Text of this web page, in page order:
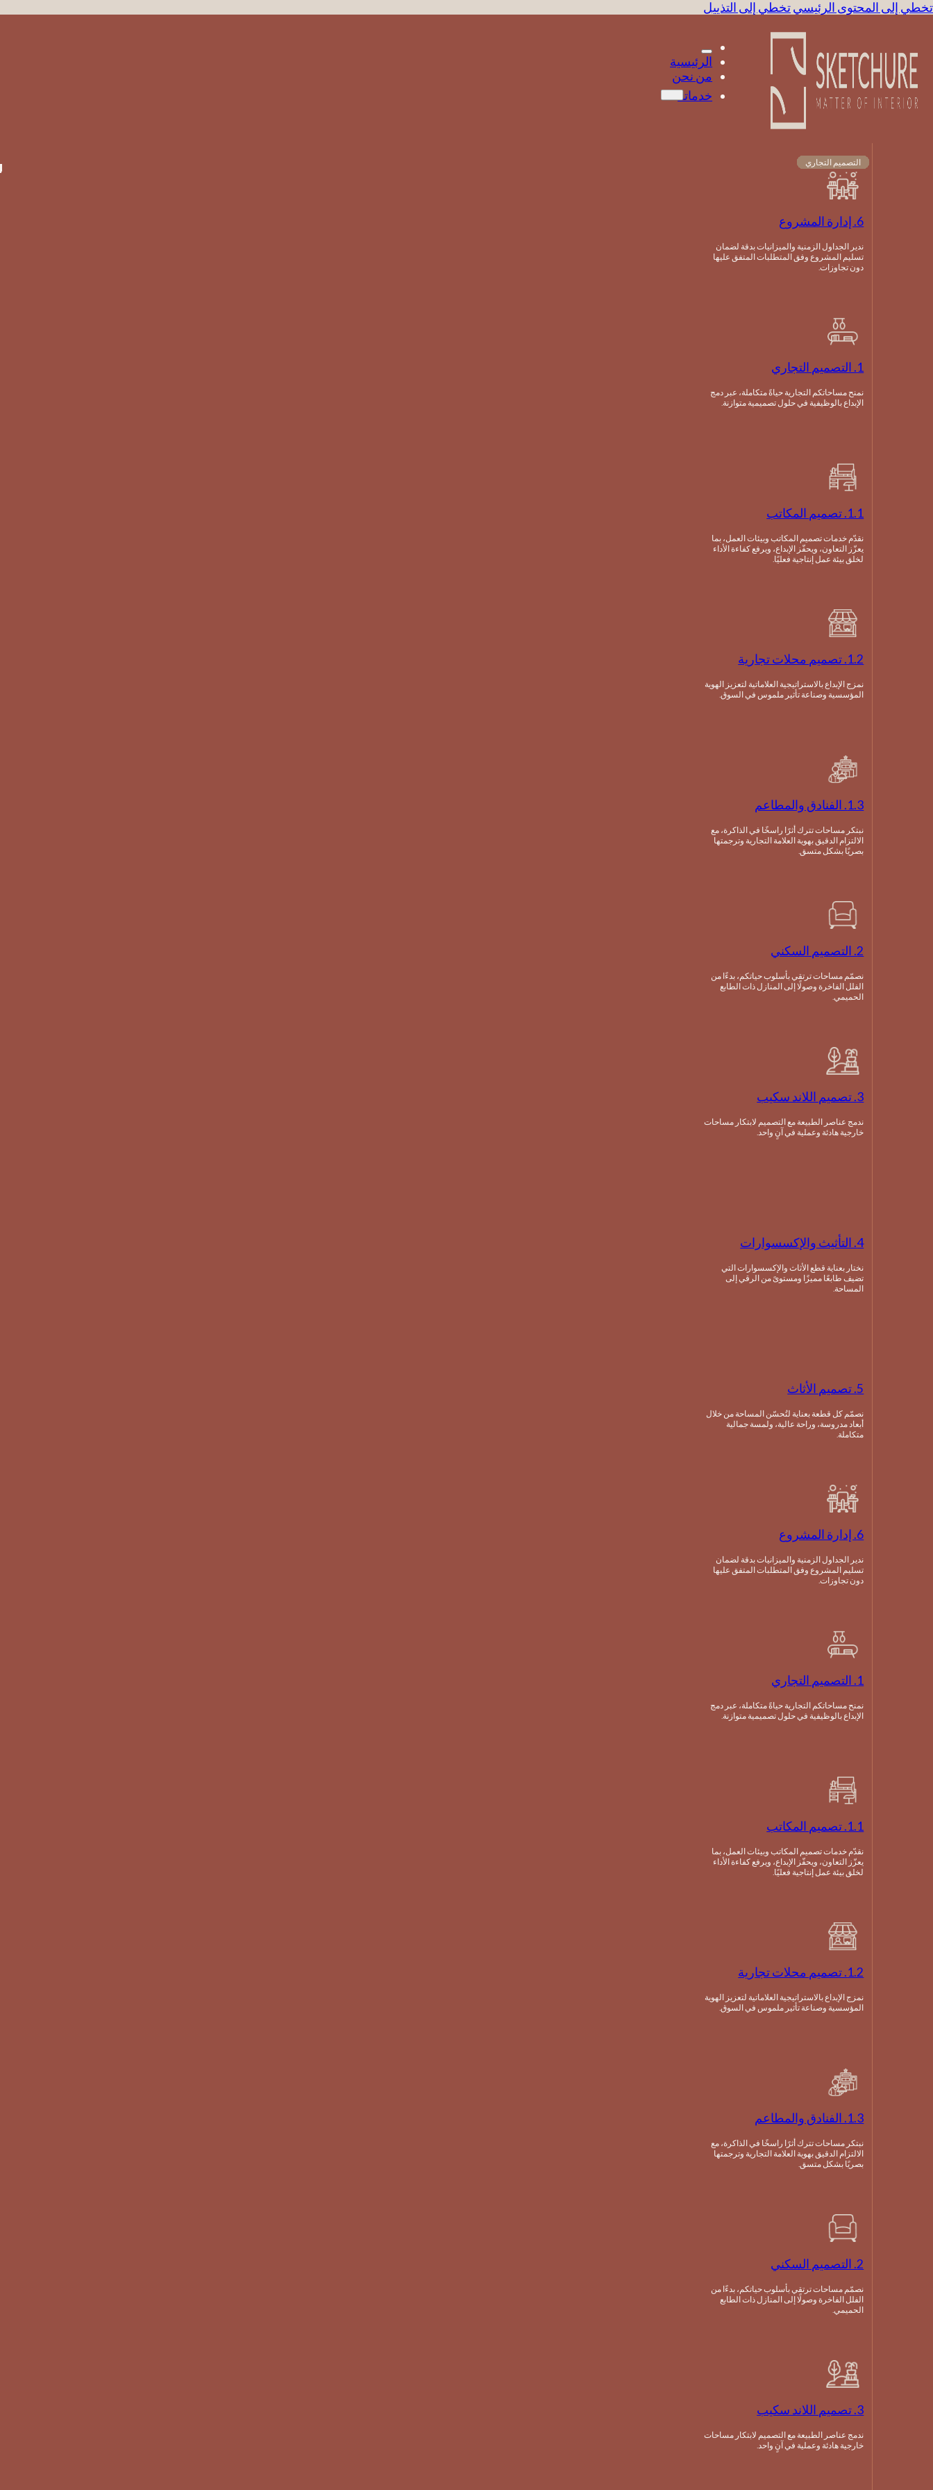
تخطي إلى المحتوى الرئيسيتخطي إلى التذييل
الرئيسية
من نحن
خدماتنا
6. إدارة المشروع
ندير الجداول الزمنية والميزانيات بدقة لضمان
تسليم المشروع وفق المتطلبات المتفق عليها
دون تجاوزات.
1. التصميم التجاري
نمنح مساحاتكم التجارية حياةً متكاملة، عبر دمج
الإبداع بالوظيفية في حلول تصميمية متوازنة.
التصميم التجاري
1.1. تصميم المكاتب
نقدّم خدمات تصميم المكاتب وبيئات العمل، بما
يعزّز التعاون، ويحفّز الإبداع، ويرفع كفاءة الأداء
لخلق بيئة عمل إنتاجية فعليًا.
التصميم التجاري
1.2. تصميم محلات تجارية
نمزج الإبداع بالاستراتيجية العلاماتية لتعزيز الهوية
المؤسسية وصناعة تأثير ملموس في السوق.
التصميم التجاري
1.3. الفنادق والمطاعم
نبتكر مساحات تترك أثرًا راسخًا في الذاكرة، مع
الالتزام الدقيق بهوية العلامة التجارية وترجمتها
بصريًا بشكل متسق.
2. التصميم السكني
نصمّم مساحات ترتقي بأسلوب حياتكم، بدءًا من
الفلل الفاخرة وصولًا إلى المنازل ذات الطابع
الحميمي.
3. تصميم اللاند سكيب
ندمج عناصر الطبيعة مع التصميم لابتكار مساحات
خارجية هادئة وعملية في آنٍ واحد.
4. التأثيث والإكسسوارات
نختار بعناية قطع الأثاث والإكسسوارات التي
تضيف طابعًا مميزًا ومستوىً من الرقي إلى
المساحة.
5. تصميم الأثاث
نصمّم كل قطعة بعناية لتُحسّن المساحة من خلال
أبعاد مدروسة، وراحة عالية، ولمسة جمالية
متكاملة.
6. إدارة المشروع
ندير الجداول الزمنية والميزانيات بدقة لضمان
تسليم المشروع وفق المتطلبات المتفق عليها
دون تجاوزات.
1. التصميم التجاري
نمنح مساحاتكم التجارية حياةً متكاملة، عبر دمج
الإبداع بالوظيفية في حلول تصميمية متوازنة.
التصميم التجاري
1.1. تصميم المكاتب
نقدّم خدمات تصميم المكاتب وبيئات العمل، بما
يعزّز التعاون، ويحفّز الإبداع، ويرفع كفاءة الأداء
لخلق بيئة عمل إنتاجية فعليًا.
التصميم التجاري
1.2. تصميم محلات تجارية
نمزج الإبداع بالاستراتيجية العلاماتية لتعزيز الهوية
المؤسسية وصناعة تأثير ملموس في السوق.
التصميم التجاري
1.3. الفنادق والمطاعم
نبتكر مساحات تترك أثرًا راسخًا في الذاكرة، مع
الالتزام الدقيق بهوية العلامة التجارية وترجمتها
بصريًا بشكل متسق.
2. التصميم السكني
نصمّم مساحات ترتقي بأسلوب حياتكم، بدءًا من
الفلل الفاخرة وصولًا إلى المنازل ذات الطابع
الحميمي.
3. تصميم اللاند سكيب
ندمج عناصر الطبيعة مع التصميم لابتكار مساحات
خارجية هادئة وعملية في آنٍ واحد.
التصميم التجاري
التصميم التجاري
التصميم التجاري